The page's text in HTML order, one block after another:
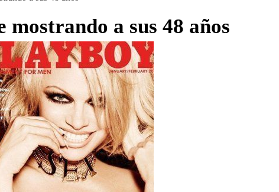
mostrando a sus 48 años